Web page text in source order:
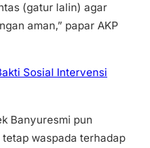
(gatur lalin) agar
aman,” papar AKP
Sosial Intervensi
Banyuresmi pun
waspada terhadap